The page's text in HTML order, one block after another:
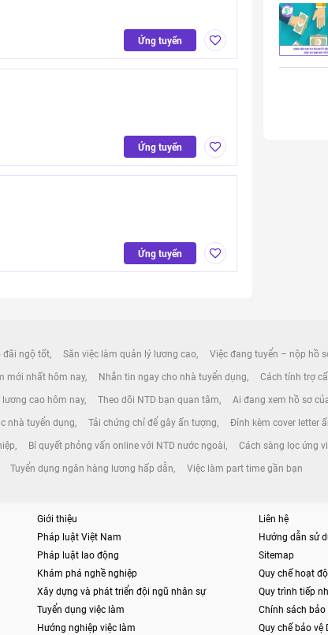
Ứng tuyển
Ứng tuyển
Ứng tuyển
đãi ngộ tốt Săn việc làm quản lý lương cao Việc đang tuyển – nộp hồ
mới nhất hôm nay Nhắn tin ngay cho nhà tuyển dụng Cách tính trợ
lương cao hôm nay Theo dõi NTD bạn quan tâm Ai đang xem hồ sơ
nhà tuyển dụng Tải chứng chỉ để gây ấn tượng Đính kèm cover letter
Bí quyết phỏng vấn online với NTD nước ngoài Cách sàng lọc ứng
Tuyển dụng ngân hàng lương hấp dẫn Việc làm part time gần bạn
Giới thiệu
Pháp luật Việt Nam
Pháp luật lao động
Khám phá nghề nghiệp
Xây dựng và phát triển đội ngũ nhân sự
Tuyển dụng việc làm
Hướng nghiệp việc làm
Liên hệ
Hướng dẫn sử
Sitemap
Quy chế hoạt
Quy trình tiếp
Chính sách
Quy chế bảo vệ